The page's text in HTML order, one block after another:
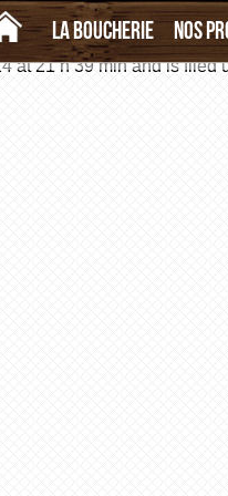
La boucherie Nos
et avec os) marinée»
at 21 h 39 min and is